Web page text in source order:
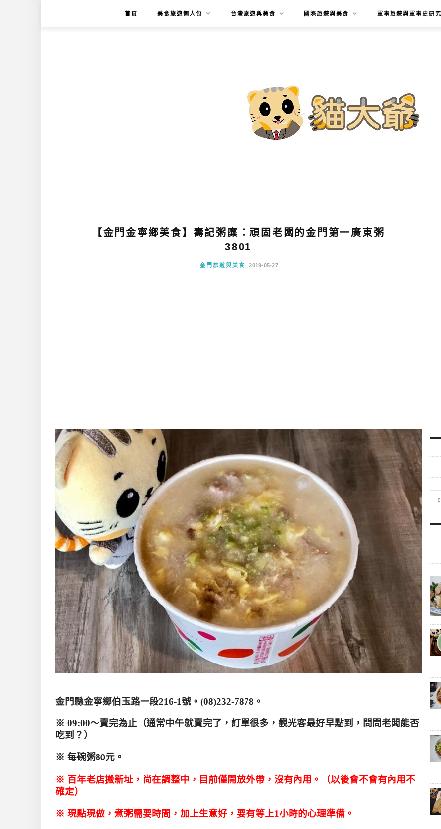
首頁 美食旅遊懶人包 台灣旅遊與美食 國際旅遊與美食 軍事旅遊與軍事史研究
【金門金寧鄉美食】壽記粥糜：頑固老闆的金門第一廣東粥
3801
金門旅遊與美食 2019-05-27
金門縣金寧鄉伯玉路一段216-1號。 (08)232-7878 。
※ 09:00～賣完為止（通常中午就賣完了，訂單很多，觀光客最好早點到，問問老闆能否
吃到？）
※ 每碗粥80元。
※ 百年老店搬新址，尚在調整中，目前僅開放外帶，沒有內用。（以後會不會有內用不
確定）
※ 現點現做，煮粥需要時間，加上生意好，要有等上1小時的心理準備。